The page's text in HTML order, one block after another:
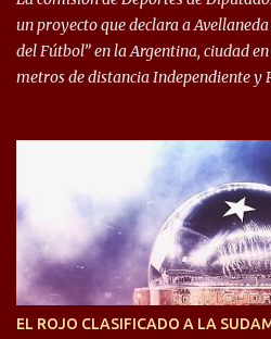
un proyecto que declara a
del Fútbol” en la Argentina, ciudad
metros de distancia Independiente y
Libertadores de América) los
son protagonistas de un clásico de
argentino. De ella también forma
transitó por la primera división del
años. Dock Sud es otro de los que
foco de atención es la convivencia
EL ROJO CLASIFICADO A LA